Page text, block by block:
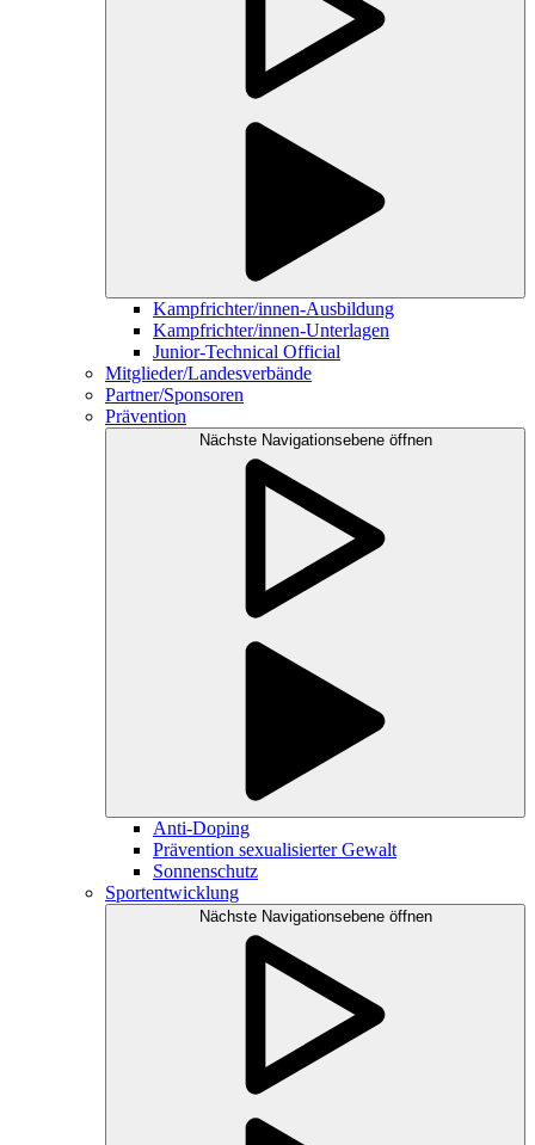
Kampfrichter/innen-Ausbildung
Kampfrichter/innen-Unterlagen
Junior-Technical Official
Mitglieder/Landesverbände
Partner/Sponsoren
Prävention
Nächste Navigationsebene öffnen
Anti-Doping
Prävention sexualisierter Gewalt
Sonnenschutz
Sportentwicklung
Nächste Navigationsebene öffnen